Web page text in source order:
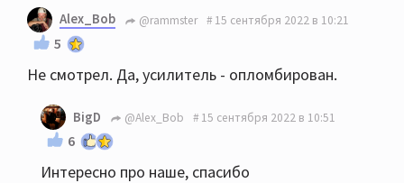
Alex_Bob @rammster 15 сентября 2022 в 10:21
5
Не смотрел. Да, усилитель - опломбирован.
BigD @Alex_Bob 15 сентября 2022 в 10:51
6
Интересно про наше, спасибо